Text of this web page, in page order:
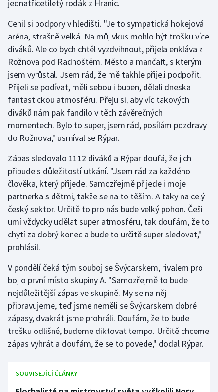
Stolní tenis
Triatlon
Veslování
Vodní slalom
Volejbal
Ostatní
jednatřicetiletý rodák z Hranic.
Cenil si podpory v hledišti. "Je to sympatická hokejová
aréna, strašně velká. Na můj vkus mohlo být trošku více
diváků. Ale co bych chtěl vyzdvihnout, přijela enkláva z
Rožnova pod Radhoštěm. Město a mančaft, s kterým
jsem vyrůstal. Jsem rád, že mě takhle přijeli podpořit.
Přijeli se podívat, měli sebou i buben, dělali dneska
fantastickou atmosféru. Přeju si, aby víc takových
diváků nám pak fandilo v těch závěrečných
momentech. Bylo to super, jsem rád, posílám pozdravy
do Rožnova," usmíval se Rýpar.
Zápas sledovalo 1112 diváků a Rýpar doufá, že jich
přibude s důležitostí utkání. "Jsem rád za každého
člověka, který přijede. Samozřejmě přijede i moje
partnerka s dětmi, takže se na to těším. A taky na celý
český sektor. Určitě to pro nás bude velký pohon. Češi
umí vždycky udělat super atmosféru, tak doufám, že to
chytí za dobrý konec a bude to určitě super sledovat,"
prohlásil.
V pondělí čeká tým souboj se Švýcarskem, rivalem pro
boj o první místo skupiny A. "Samozřejmě to bude
nejdůležitější zápas ve skupině. My se na něj
připravujeme, teď jsme neměli se Švýcarskem dobré
zápasy, dvakrát jsme prohráli. Doufám, že to bude
trošku odlišné, budeme diktovat tempo. Určitě chceme
zápas vyhrát a doufám, že se to povede," dodal Rýpar.
SOUVISEJÍCÍ ČLÁNKY